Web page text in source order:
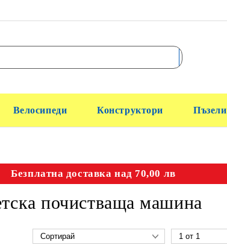
Велосипеди Конструктори Пъзели
Безплатна доставка над 70,00 лв
почистваща машина